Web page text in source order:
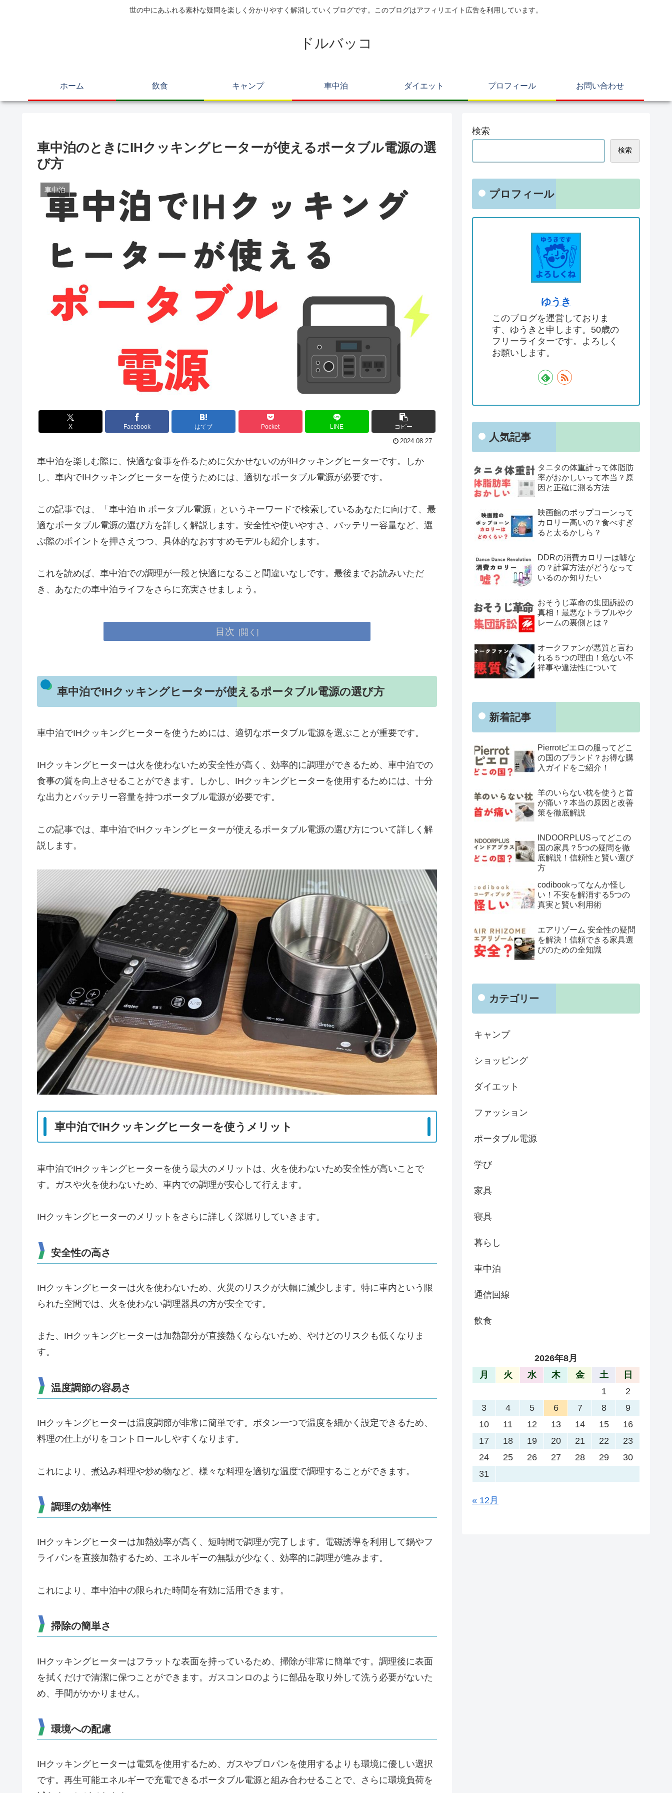
世の中にあふれる素朴な疑問を楽しく分かりやすく解消していくブログです。このブログはアフィリエイト広告を利用しています。
ドルバッコ
ホーム 飲食 キャンプ 車中泊 ダイエット プロフィール お問い合わせ
車中泊のときにIHクッキングヒーターが使えるポータブル電源の選
び方
車中泊
X Facebook はてブ Pocket LINE コピー
2024.08.27
車中泊を楽しむ際に、快適な食事を作るために欠かせないのがIHクッキングヒーターです。しか
し、車内でIHクッキングヒーターを使うためには、適切なポータブル電源が必要です。
この記事では、「車中泊 ih ポータブル電源」というキーワードで検索しているあなたに向けて、最
適なポータブル電源の選び方を詳しく解説します。安全性や使いやすさ、バッテリー容量など、選
ぶ際のポイントを押さえつつ、具体的なおすすめモデルも紹介します。
これを読めば、車中泊での調理が一段と快適になること間違いなしです。最後までお読みいただ
き、あなたの車中泊ライフをさらに充実させましょう。
目次
車中泊でIHクッキングヒーターが使えるポータブル電源の選び方
車中泊でIHクッキングヒーターを使うためには、適切なポータブル電源を選ぶことが重要です。
IHクッキングヒーターは火を使わないため安全性が高く、効率的に調理ができるため、車中泊での
食事の質を向上させることができます。しかし、IHクッキングヒーターを使用するためには、十分
な出力とバッテリー容量を持つポータブル電源が必要です。
この記事では、車中泊でIHクッキングヒーターが使えるポータブル電源の選び方について詳しく解
説します。
車中泊でIHクッキングヒーターを使うメリット
車中泊でIHクッキングヒーターを使う最大のメリットは、火を使わないため安全性が高いことで
す。ガスや火を使わないため、車内での調理が安心して行えます。
IHクッキングヒーターのメリットをさらに詳しく深堀りしていきます。
安全性の高さ
IHクッキングヒーターは火を使わないため、火災のリスクが大幅に減少します。特に車内という限
られた空間では、火を使わない調理器具の方が安全です。
また、IHクッキングヒーターは加熱部分が直接熱くならないため、やけどのリスクも低くなりま
す。
温度調節の容易さ
IHクッキングヒーターは温度調節が非常に簡単です。ボタン一つで温度を細かく設定できるため、
料理の仕上がりをコントロールしやすくなります。
これにより、煮込み料理や炒め物など、様々な料理を適切な温度で調理することができます。
調理の効率性
IHクッキングヒーターは加熱効率が高く、短時間で調理が完了します。電磁誘導を利用して鍋やフ
ライパンを直接加熱するため、エネルギーの無駄が少なく、効率的に調理が進みます。
これにより、車中泊中の限られた時間を有効に活用できます。
掃除の簡単さ
IHクッキングヒーターはフラットな表面を持っているため、掃除が非常に簡単です。調理後に表面
を拭くだけで清潔に保つことができます。ガスコンロのように部品を取り外して洗う必要がないた
め、手間がかかりません。
環境への配慮
IHクッキングヒーターは電気を使用するため、ガスやプロパンを使用するよりも環境に優しい選択
です。再生可能エネルギーで充電できるポータブル電源と組み合わせることで、さらに環境負荷を
検索
検索
プロフィール
ゆうき
このブログを運営しておりま
す、ゆうきと申します。50歳の
フリーライターです。よろしく
お願いします。
人気記事
タニタの体重計って体脂肪
率がおかしいって本当？原
因と正確に測る方法
映画館のポップコーンって
カロリー高いの？食べすぎ
ると太るかしら？
DDRの消費カロリーは嘘な
の？計算方法がどうなって
いるのか知りたい
おそうじ革命の集団訴訟の
真相！最悪なトラブルやク
レームの裏側とは？
オークファンが悪質と言わ
れる５つの理由！危ない不
祥事や違法性について
新着記事
Pierrotピエロの服ってどこ
の国のブランド？お得な購
入ガイドをご紹介！
羊のいらない枕を使うと首
が痛い？本当の原因と改善
策を徹底解説
INDOORPLUSってどこの
国の家具？5つの疑問を徹
底解説！信頼性と賢い選び
方
codibookってなんか怪し
い！不安を解消する5つの
真実と賢い利用術
エアリゾーム 安全性の疑問
を解決！信頼できる家具選
びのための全知識
カテゴリー
キャンプ
ショッピング
ダイエット
ファッション
ポータブル電源
学び
家具
寝具
暮らし
車中泊
通信回線
飲食
2026年8月
月
火 水 木 金 土
日
1
2
3
4 5 6 7 8
9
10
11 12 13 14 15
16
17
18 19 20 21 22
23
24
25 26 27 28 29
30
31
« 12月